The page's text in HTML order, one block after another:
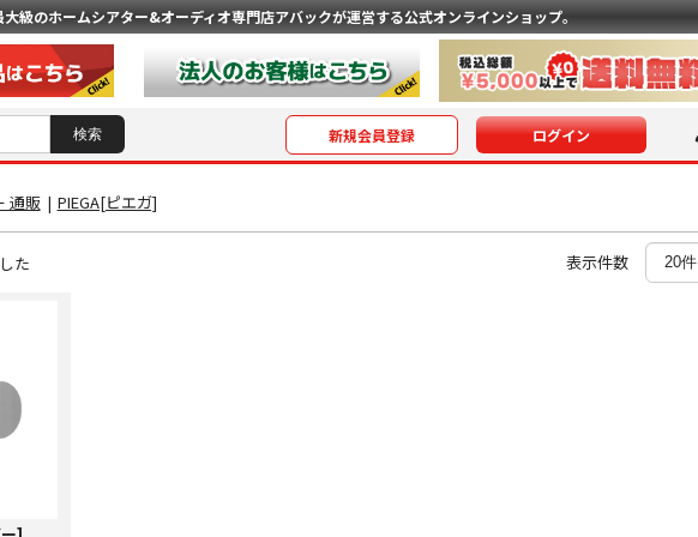
大級のホームシアター&オーディオ専門店アバックが運営する公式オンラインショップ。
新規会員登録 ログイン
通販 | PIEGA[ピエガ]
た 表示件数